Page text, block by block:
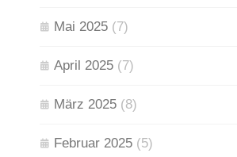
Mai 2025 (7)
April 2025 (7)
März 2025 (8)
Februar 2025 (5)